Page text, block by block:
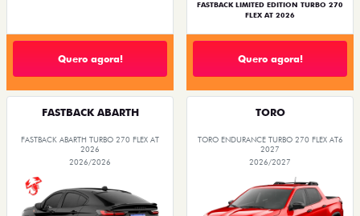
Quero agora!
FASTBACK LIMITED EDITION TURBO 270
FLEX AT 2026
Quero agora!
FASTBACK ABARTH
FASTBACK ABARTH TURBO 270 FLEX AT
2026
2026/2026
TORO
TORO ENDURANCE TURBO 270 FLEX AT6
2027
2026/2027